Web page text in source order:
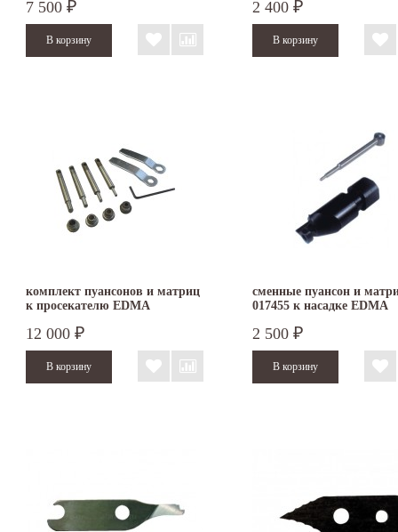
7 500 ₽ 2 400 ₽
комплект пуансонов и матриц
к просекателю EDMA
12 000 ₽
сменные пуансон и
017455 к насадке EDMA
2 500 ₽